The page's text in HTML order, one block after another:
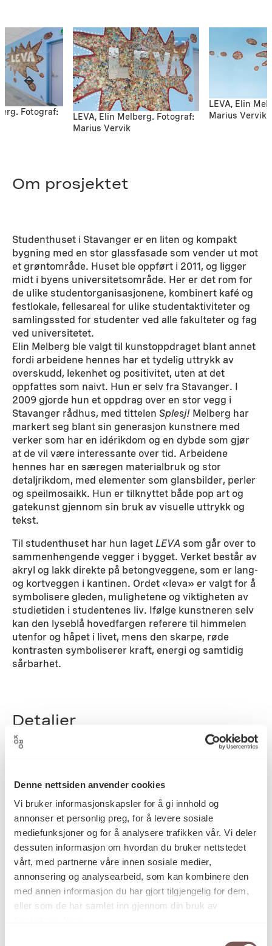
Denne nettsiden anvender cookies
Vi bruker informasjonskapsler for å gi innhold og
annonser et personlig preg, for å levere sosiale
mediefunksjoner og for å analysere trafikken vår. Vi deler
dessuten informasjon om hvordan du bruker nettstedet
vårt, med partnerne våre innen sosiale medier,
annonsering og analysearbeid, som kan kombinere den
med annen informasjon du har gjort tilgjengelig for dem,
eller som de har samlet inn gjennom din bruk av
Fotograf:
LEVA, Elin Melberg. Fotograf:
Marius Vervik
LEVA, Elin
Marius Vervik
Om prosjektet
Studenthuset i Stavanger er en liten og kompakt
bygning med en stor glassfasade som vender ut mot
et grøntområde. Huset ble oppført i 2011, og ligger
midt i byens universitetsområde. Her er det rom for
de ulike studentorganisasjonene, kombinert kafé og
festlokale, fellesareal for ulike studentaktiviteter og
samlingssted for studenter ved alle fakulteter og fag
ved universitetet.
Elin Melberg ble valgt til kunstoppdraget blant annet
fordi arbeidene hennes har et tydelig uttrykk av
overskudd, lekenhet og positivitet, uten at det
oppfattes som naivt. Hun er selv fra Stavanger. I
2009 gjorde hun et oppdrag over en stor vegg i
Stavanger rådhus, med tittelenSplesj! Melberg har
markert seg blant sin generasjon kunstnere med
verker som har en idérikdom og en dybde som gjør
at de vil være interessante over tid. Arbeidene
hennes har en særegen materialbruk og stor
detaljrikdom, med elementer som glansbilder, perler
og speilmosaikk. Hun er tilknyttet både pop art og
gatekunst gjennom sin bruk av visuelle uttrykk og
tekst.
Til studenthuset har hun laget LEVA som går over to
sammenhengende vegger i bygget. Verket består av
akryl og lakk direkte på betongveggene, som er lang-
og kortveggen i kantinen. Ordet «leva» er valgt for å
symbolisere gleden, mulighetene og viktigheten av
studietiden i studentenes liv. Ifølge kunstneren selv
kan den lyseblå hovedfargen referere til himmelen
utenfor og håpet i livet, mens den skarpe, røde
kontrasten symboliserer kraft, energi og samtidig
sårbarhet.
Detaljer
Fylke Rogaland
Kunstner Elin Melberg